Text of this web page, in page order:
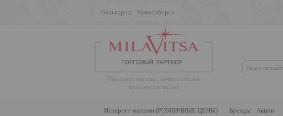
Ваш город: Новосибирск
Интернет-магазин нижнего белья
(розничные цены)
Интернет-магазин (РОЗНИЧНЫЕ ЦЕНЫ) Бренды Акции